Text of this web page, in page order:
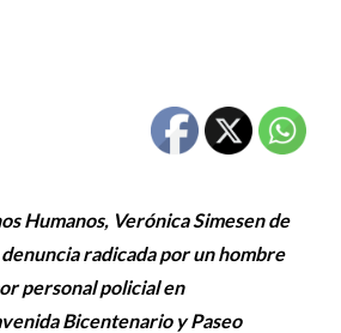
Humanos, Verónica Simesen de
radicada por un hombre
personal policial en
Bicentenario y Paseo